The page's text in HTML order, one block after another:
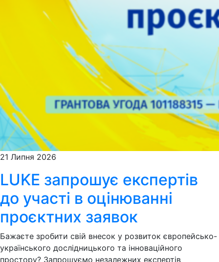
21 Липня 2026
LUKE запрошує експертів
до участі в оцінюванні
проєктних заявок
Бажаєте зробити свій внесок у розвиток європейсько-
українського дослідницького та інноваційного
простору? Запрошуємо незалежних експертів